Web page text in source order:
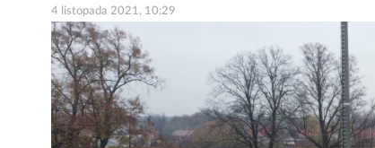
4 listopada 2021, 10:29